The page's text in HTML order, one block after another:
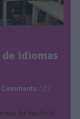
idiomas
Comments / 27
nos ha hecho el